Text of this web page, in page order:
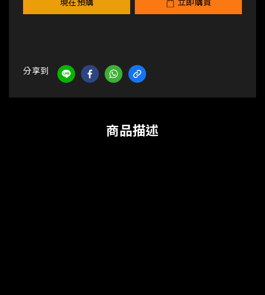
現在預購 立即購買
分享到
商品描述